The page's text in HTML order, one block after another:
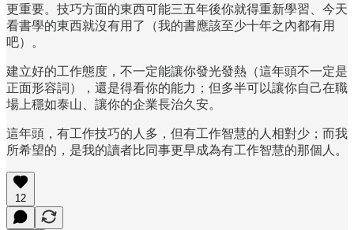
更重要。技巧方面的東西可能三五年後你就得重新學習、今天
看書學的東西就沒有用了（我的書應該至少十年之內都有用
吧）。
建立好的工作態度，不一定能讓你發光發熱（這年頭不一定是
正面形容詞），還是得看你的能力；但多半可以讓你自己在職
場上穩如泰山、讓你的企業長治久安。
這年頭，有工作技巧的人多，但有工作智慧的人相對少；而我
所希望的，是我的讀者比同事更早成為有工作智慧的那個人。
12